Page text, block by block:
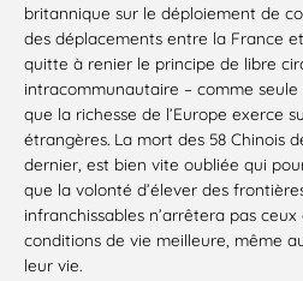
britannique sur le déploiement de
des déplacements entre la France
quitte à renier le principe de libre
intracommunautaire – comme seule
que la richesse de l’Europe exerce
étrangères. La mort des 58 Chinois
dernier, est bien vite oubliée qui
que la volonté d’élever des
infranchissables n’arrêtera pas
conditions de vie meilleure, même
leur vie.